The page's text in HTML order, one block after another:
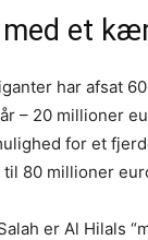
et
har afsat
– 20 millioner
for et
80 millioner
er Al Hilals